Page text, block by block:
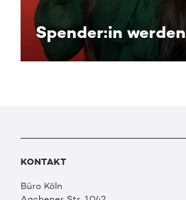
Spender:in werden
KONTAKT
Büro Köln